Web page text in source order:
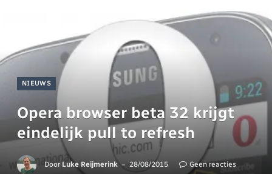
NIEUWS
Opera browser beta 32 krijgt
eindelijk pull to refresh
Door Luke Reijmerink 28/08/2015
Geen reacties